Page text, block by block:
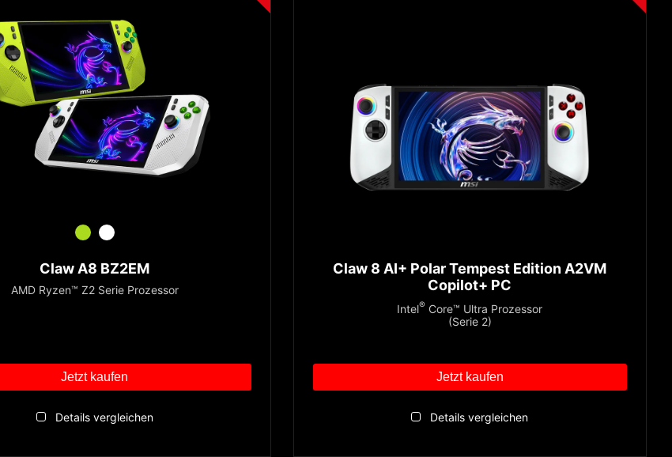
Claw A8 BZ2EM
AMD Ryzen™ Z2 Serie Prozessor
Jetzt kaufen
Details vergleichen
Claw 8 AI+ Polar Tempest Edition A2VM
Copilot+ PC
Intel® Core™ Ultra Prozessor
(Serie 2)
Jetzt kaufen
Details vergleichen